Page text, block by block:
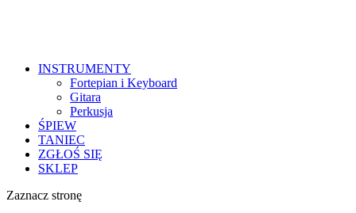
INSTRUMENTY
Fortepian i Keyboard
Gitara
Perkusja
ŚPIEW
TANIEC
ZGŁOŚ SIĘ
SKLEP
Zaznacz stronę